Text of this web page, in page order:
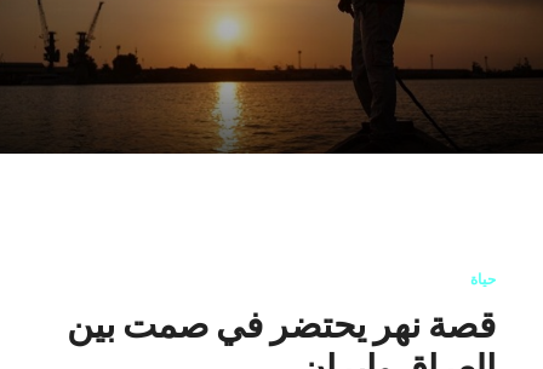
حياة
قصة نهر يحتضر في صمت بين